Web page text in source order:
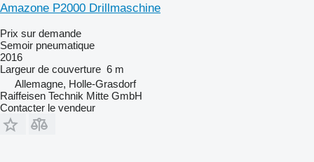
Amazone P2000 Drillmaschine
Prix sur demande
Semoir pneumatique
2016
Largeur de couverture 6 m
Allemagne, Holle-Grasdorf
Raiffeisen Technik Mitte GmbH
Contacter le vendeur